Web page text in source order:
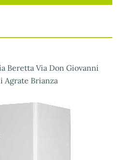
Beretta Via Don Giovanni
Agrate Brianza